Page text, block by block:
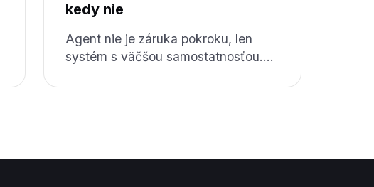
kedy nie
Agent nie je záruka pokroku, len
systém s väčšou samostatnosťou.
bez zbytočného rizika.